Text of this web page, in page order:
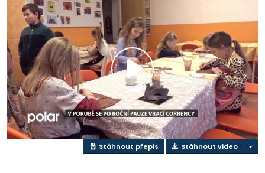
Přehrát
video
Stáhnout přepis Stáhnout video